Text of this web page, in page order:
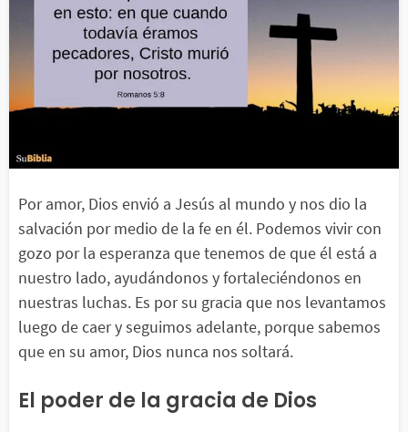
Por amor, Dios envió a Jesús al mundo y nos dio la
salvación por medio de la fe en él. Podemos vivir con
gozo por la esperanza que tenemos de que él está a
nuestro lado, ayudándonos y fortaleciéndonos en
nuestras luchas. Es por su gracia que nos levantamos
luego de caer y seguimos adelante, porque sabemos
que en su amor, Dios nunca nos soltará.
El poder de la gracia de Dios